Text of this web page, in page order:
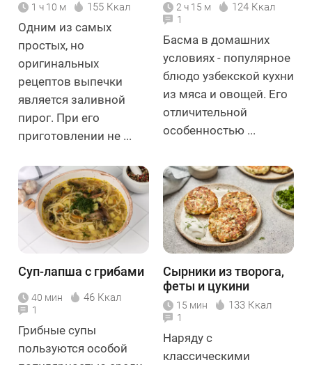
1 ч 10 м 155 Ккал
Одним из самых
простых, но
оригинальных
рецептов выпечки
является заливной
пирог. При его
приготовлении не ...
2 ч 15 м 124 Ккал
1
Басма в домашних
условиях - популярное
блюдо узбекской кухни
из мяса и овощей. Его
отличительной
особенностью ...
Суп-лапша с грибами
40 мин 46 Ккал
1
Грибные супы
пользуются особой
Сырники из творога,
феты и цукини
15 мин 133 Ккал
1
Наряду с
классическими